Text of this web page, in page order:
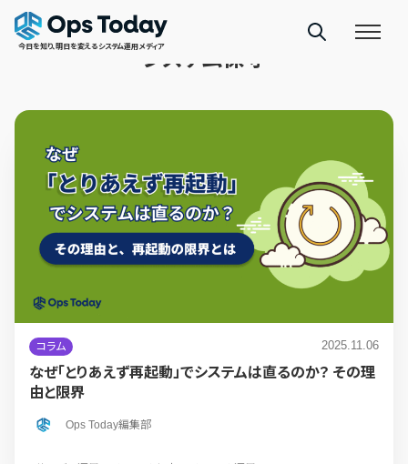
今日を知り、明日を変えるシステム運用メディアシステム保守
コラム 2025.11.06
なぜ「とりあえず再起動」でシステムは直るのか？ その理
由と限界
Ops Today編集部